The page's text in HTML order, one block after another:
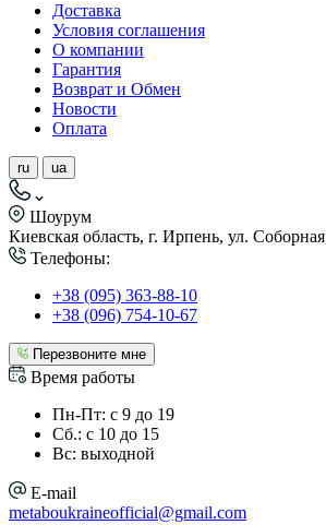
Доставка
Условия соглашения
О компании
Гарантия
Возврат и Обмен
Новости
Оплата
ru ua
Шоурум
Киевская область, г. Ирпень, ул.
Телефоны:
+38 (095) 363-88-10
+38 (096) 754-10-67
Перезвоните мне
Время работы
Пн-Пт: с 9 до 19
Сб.: с 10 до 15
Вс: выходной
E-mail
metaboukraineofficial@gmail.com